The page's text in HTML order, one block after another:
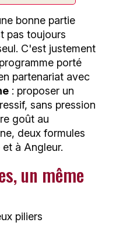
bonne partie
pas toujours
C'est justement
porté
partenariat avec
: proposer un
sans pression
goût au
deux formules
à Angleur.
un même
piliers